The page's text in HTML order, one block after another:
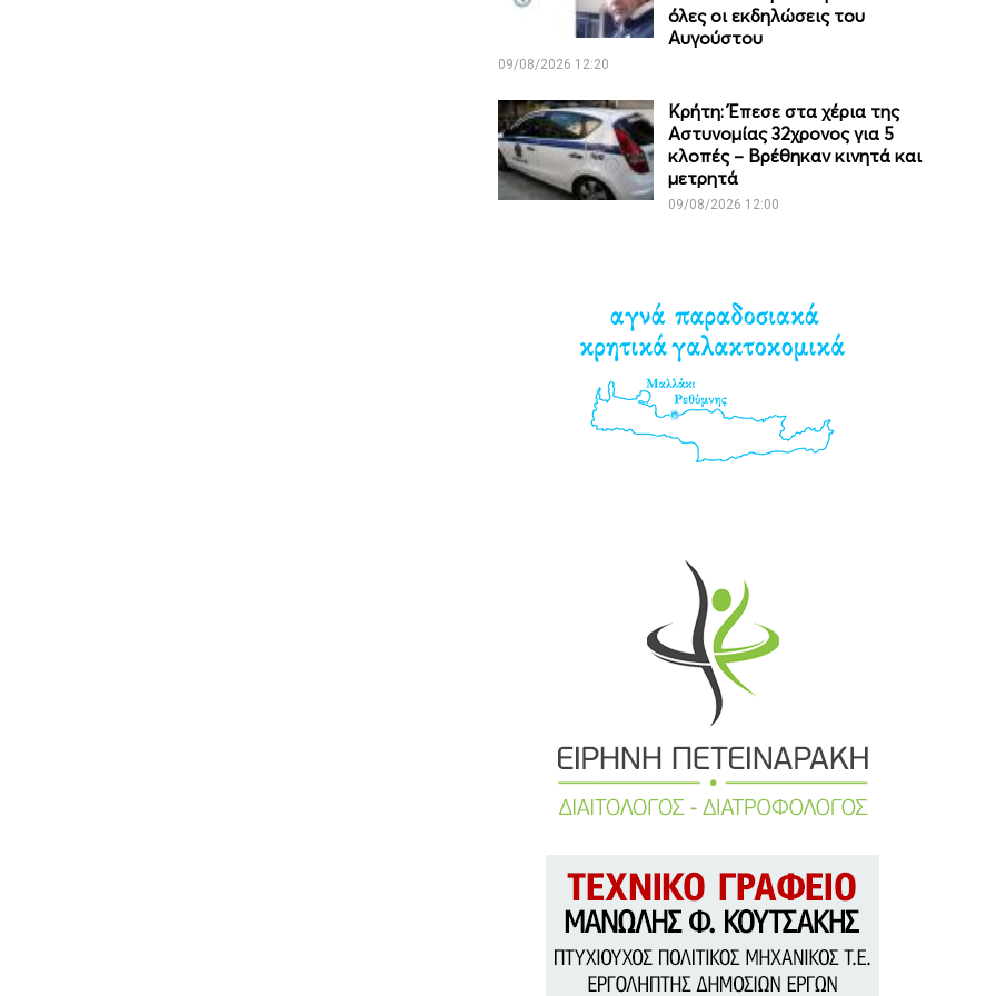
όλες οι εκδηλώσεις του
Αυγούστου
09/08/2026 12:20
Κρήτη: Έπεσε στα χέρια της
Αστυνομίας 32χρονος για 5
κλοπές – Βρέθηκαν κινητά και
μετρητά
09/08/2026 12:00